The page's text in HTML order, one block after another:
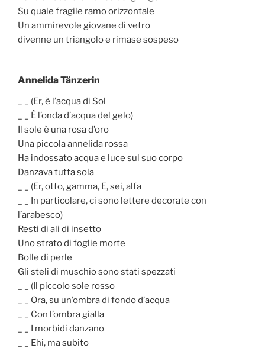
Su quale fragile ramo orizzontale
Un ammirevole giovane di vetro
divenne un triangolo e rimase sospeso
Annelida Tänzerin
_ _ (Er, è l’acqua di Sol
_ _ È l’onda d’acqua del gelo)
Il sole è una rosa d’oro
Una piccola annelida rossa
Ha indossato acqua e luce sul suo corpo
Danzava tutta sola
_ _ (Er, otto, gamma, E, sei, alfa
_ _ In particolare, ci sono lettere decorate con
l’arabesco)
Resti di ali di insetto
Uno strato di foglie morte
Bolle di perle
Gli steli di muschio sono stati spezzati
_ _ (Il piccolo sole rosso
_ _ Ora, su un’ombra di fondo d’acqua
_ _ Con l’ombra gialla
_ _ I morbidi danzano
_ _ Ehi, ma subito